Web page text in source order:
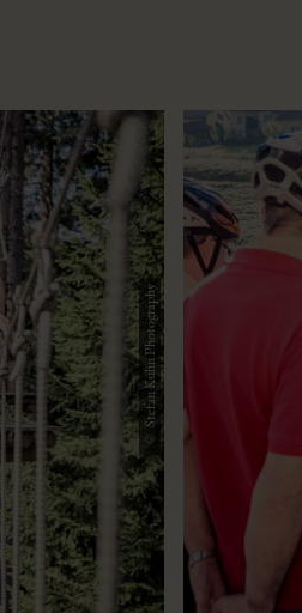
© Stefan Kuhn Photography